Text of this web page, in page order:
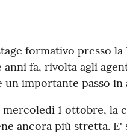
formativo presso
anni fa, rivolta agli
un importante passo in
1 ottobre, la
ancora più stretta.